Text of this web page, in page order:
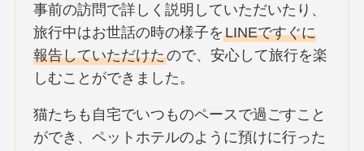
事前の訪問で詳しく説明していただいたり、
旅行中はお世話の時の様子をLINEですぐに
報告していただけたので、安心して旅行を楽
しむことができました。
猫たちも自宅でいつものペースで過ごすこと
ができ、ペットホテルのように預けに行った